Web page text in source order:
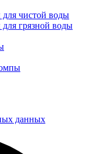
чистой воды
грязной воды
данных